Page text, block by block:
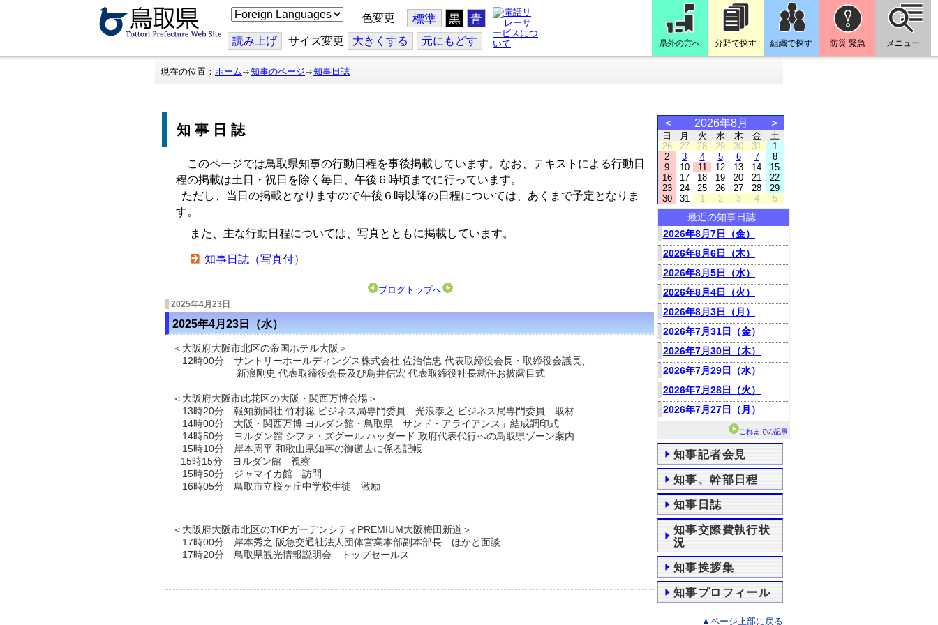
こ
の
ジ
を
翻
色変更 標準 黒 青
読み上げ サイズ変更 大きくする 元にもどす 県外の方へ 分野で探す 組織で探す 防災 緊急 メニュー
現在の位置： ホーム 知事のページ 知事日誌
知事日誌
このページでは鳥取県知事の行動日程を事後掲載しています。なお、テキストによる行動日
程の掲載は土日・祝日を除く毎日、午後６時頃までに行っています。
ただし、当日の掲載となりますので午後６時以降の日程については、あくまで予定となりま
す。
また、主な行動日程については、写真とともに掲載しています。
知事日誌（写真付）
ブログトップへ
2025年4月23日
2025年4月23日（水）
＜大阪府大阪市北区の帝国ホテル大阪＞
12時00分 サントリーホールディングス株式会社 佐治信忠 代表取締役会長・取締役会議長、
新浪剛史 代表取締役会長及び鳥井信宏 代表取締役社長就任お披露目式
＜大阪府大阪市此花区の大阪・関西万博会場＞
13時20分 報知新聞社 竹村聡 ビジネス局専門委員、光浪泰之 ビジネス局専門委員 取材
14時00分 大阪・関西万博 ヨルダン館・鳥取県「サンド・アライアンス」結成調印式
14時50分 ヨルダン館 シファ・ズグール ハッダード 政府代表代行への鳥取県ゾーン案内
15時10分 岸本周平 和歌山県知事の御逝去に係る記帳
15時15分 ヨルダン館 視察
15時50分 ジャマイカ館 訪問
16時05分 鳥取市立桜ヶ丘中学校生徒 激励
＜大阪府大阪市北区のTKPガーデンシティPREMIUM大阪梅田新道＞
17時00分 岸本秀之 阪急交通社法人団体営業本部副本部長 ほかと面談
17時20分 鳥取県観光情報説明会 トップセールス
< 2026年8月 >
日 月 火 水 木 金
土
26
27 28 29 30 31
1
2
3 4 5 6 7
8
9
10 11 12 13 14
15
16
17 18 19 20 21
22
23
24 25 26 27 28
29
30
31 1 2 3 4 5
最近の知事日誌
2026年8月7日（金）
2026年8月6日（木）
2026年8月5日（水）
2026年8月4日（火）
2026年8月3日（月）
2026年7月31日（金）
2026年7月30日（木）
2026年7月29日（水）
2026年7月28日（火）
2026年7月27日（月）
これまでの記事
知事記者会見
知事、幹部日程
知事日誌
知事交際費執行状
況
知事挨拶集
知事プロフィール
▲ページ上部に戻る